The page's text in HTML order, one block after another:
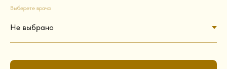
Выберете врача